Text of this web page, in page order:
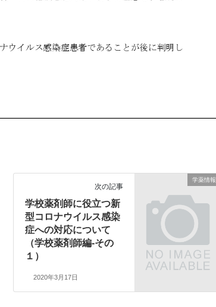
学薬情報
次の記事
学校薬剤師に役立つ新
型コロナウイルス感染
症への対応について
（学校薬剤師編-その
１）
2020年3月17日